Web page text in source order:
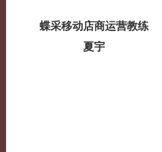
蝶采移动店商运营教练
夏宇